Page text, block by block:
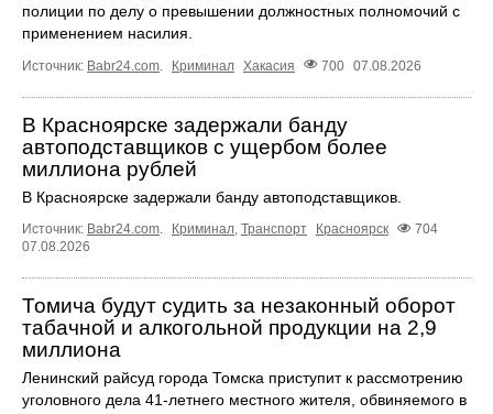
полиции по делу о превышении должностных полномочий с
применением насилия.
Источник: Babr24.com Криминал Хакасия 700 07.08.2026
В Красноярске задержали банду
автоподставщиков с ущербом более
миллиона рублей
В Красноярске задержали банду автоподставщиков.
Источник: Babr24.com Криминал Транспорт Красноярск
704
07.08.2026
Томича будут судить за незаконный оборот
табачной и алкогольной продукции на 2,9
миллиона
Ленинский райсуд города Томска приступит к рассмотрению
уголовного дела 41-летнего местного жителя, обвиняемого в